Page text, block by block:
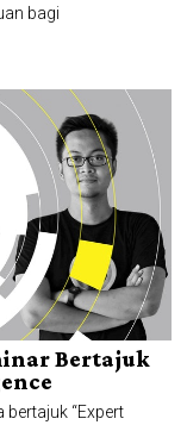
bagi
Bertajuk
“Expert